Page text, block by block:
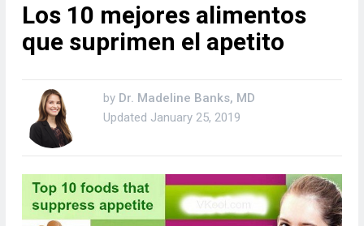
Los 10 mejores alimentos
que suprimen el apetito
by Dr. Madeline Banks, MD
Updated January 25, 2019